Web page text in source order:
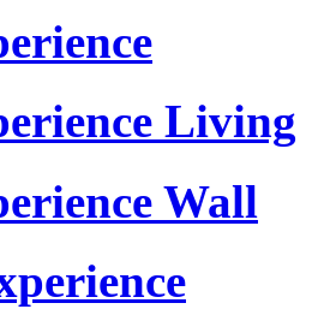
Living
Wall